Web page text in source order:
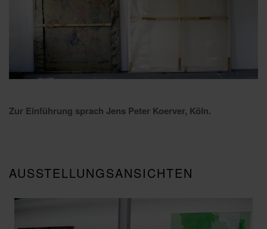
Zur Einführung sprach Jens Peter Koerver, Köln.
AUSSTELLUNGSANSICHTEN